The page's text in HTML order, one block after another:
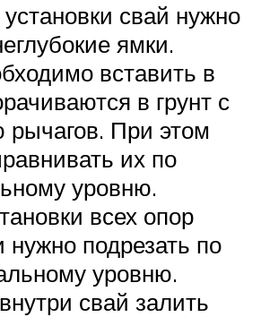
свай нужно
ямки.
вставить в
в грунт с
При этом
их по
уровню.
всех опор
нужно подрезать по
уровню.
свай залить